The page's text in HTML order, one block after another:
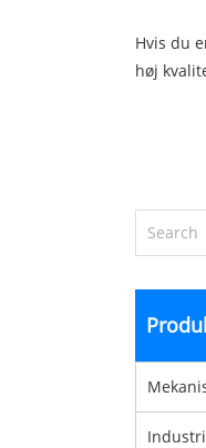
Hvis du
høj